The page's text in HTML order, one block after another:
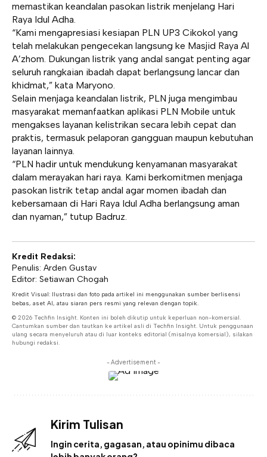
memastikan keandalan pasokan listrik menjelang Hari
Raya Idul Adha.
“Kami mengapresiasi kesiapan PLN UP3 Cikokol yang
telah melakukan pengecekan langsung ke Masjid Raya Al
A’zhom. Dukungan listrik yang andal sangat penting agar
seluruh rangkaian ibadah dapat berlangsung lancar dan
khidmat,” kata Maryono.
Selain menjaga keandalan listrik, PLN juga mengimbau
masyarakat memanfaatkan aplikasi PLN Mobile untuk
mengakses layanan kelistrikan secara lebih cepat dan
praktis, termasuk pelaporan gangguan maupun kebutuhan
layanan lainnya.
“PLN hadir untuk mendukung kenyamanan masyarakat
dalam merayakan hari raya. Kami berkomitmen menjaga
pasokan listrik tetap andal agar momen ibadah dan
kebersamaan di Hari Raya Idul Adha berlangsung aman
dan nyaman,” tutup Badruz.
Kredit Redaksi:
Penulis: Arden Gustav
Editor: Setiawan Chogah
Kredit Visual: Ilustrasi dan foto pada artikel ini menggunakan sumber berlisensi
bebas, aset AI, atau siaran pers resmi yang relevan dengan topik.
© 2026 Techfin Insight. Konten ini boleh dikutip untuk keperluan non-komersial.
Cantumkan sumber dan tautkan ke artikel asli di Techfin Insight. Untuk penggunaan
ulang secara menyeluruh atau di luar konteks editorial (misalnya komersial), silakan
hubungi redaksi.
- Advertisement -
Kirim Tulisan
Ingin cerita, gagasan, atau opinimu dibaca